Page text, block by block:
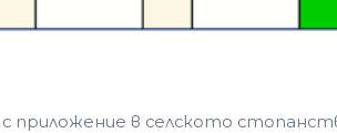
приложение в селското